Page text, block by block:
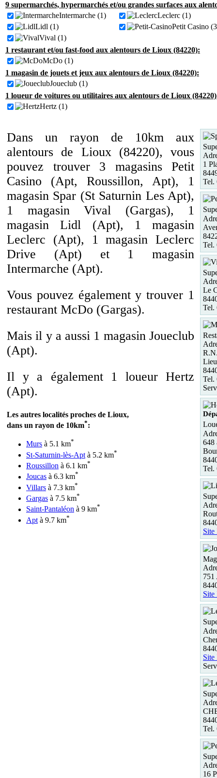
9 supermarchés, hypermarchés et/ou grandes surfaces aux
Intermarche (1)
Leclerc (1)
Lidl (1)
Petit Casino
Vival (1)
1 restaurant et/ou fast-food aux alentours de Lioux (84220):
McDo (1)
1 magasin de jouets et jeux aux alentours de Lioux (84220):
Joueclub (1)
1 loueur de voitures ou utilitaires aux alentours de Lioux
Hertz (1)
Dans un rayon de 10km aux
alentours de Lioux (84220), vous
pouvez trouver 3 magasins Petit
Casino (Apt, Roussillon, Apt), 1
magasin Spar (St Saturnin Les Apt),
1 magasin Vival (Gargas), 1
magasin Lidl (Apt), 1 magasin
Leclerc (Apt), 1 magasin Leclerc
Drive (Apt) et 1 magasin
Intermarche (Apt).
Vous pouvez également y trouver 1
restaurant McDo (Gargas).
Mais il y a aussi 1 magasin Joueclub
(Apt).
Il y a également 1 loueur Hertz
(Apt).
Les autres localités proches de Lioux,
dans un rayon de 10km*:
Murs à 5.1 km*
St-Saturnin-lès-Apt à 5.2 km*
Roussillon à 6.1 km*
Joucas à 6.3 km*
Villars à 7.3 km*
Gargas à 7.5 km*
Saint-Pantaléon à 9 km*
Apt à 9.7 km*
1
Tel.
Tel.
Le
Tel.
Tel.
648
Tel.
Site
751
Site
Site
Tel.
16